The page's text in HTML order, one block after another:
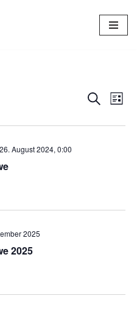
Suche
Suche
Liste
26. August 2024, 0:00
2025
2025